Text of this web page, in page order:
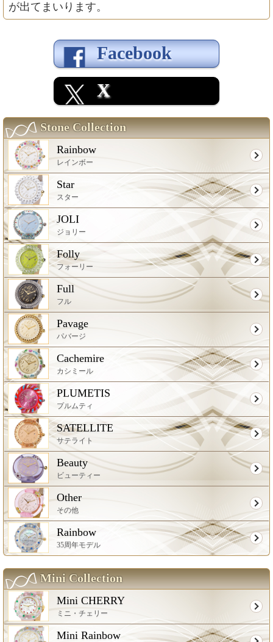
が出てまいります。
Facebook
X
Stone Collection
Rainbow
レインボー
Star
スター
JOLI
ジョリー
Folly
フォーリー
Full
フル
Pavage
パバージ
Cachemire
カシミール
PLUMETIS
プルムティ
SATELLITE
サテライト
Beauty
ビューティー
Other
その他
Rainbow
35周年モデル
Mini Collection
Mini CHERRY
ミニ・チェリー
Mini Rainbow